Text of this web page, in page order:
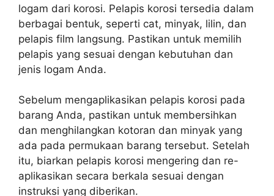
logam dari korosi. Pelapis korosi tersedia dalam
berbagai bentuk, seperti cat, minyak, lilin, dan
pelapis film langsung. Pastikan untuk memilih
pelapis yang sesuai dengan kebutuhan dan
jenis logam Anda.
Sebelum mengaplikasikan pelapis korosi pada
barang Anda, pastikan untuk membersihkan
dan menghilangkan kotoran dan minyak yang
ada pada permukaan barang tersebut. Setelah
itu, biarkan pelapis korosi mengering dan re-
aplikasikan secara berkala sesuai dengan
instruksi yang diberikan.